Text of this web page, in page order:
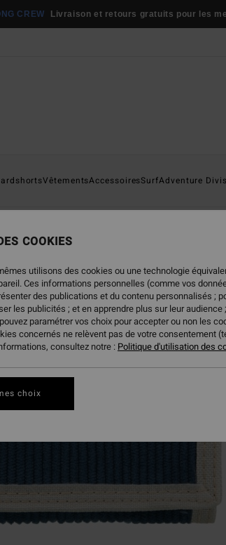
CREW Livraison et retours gratuits pour les
VêtementsAccessoiresSurfAdventure
COOKIES
utilisons des cookies ou une technologie
Ces informations personnelles (comme vos
des publications et du contenu personnalisés ;
les publicités ; et en apprendre plus sur leur
paramétrer vos choix pour accepter ou non les
concernés ne relèvent pas de votre consentement
consultez notre : Politique d'utilisation des
choix